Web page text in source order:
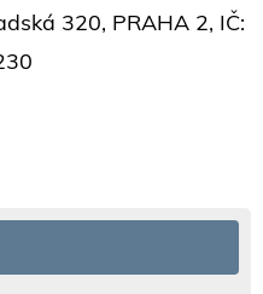
320, PRAHA 2, IČ: